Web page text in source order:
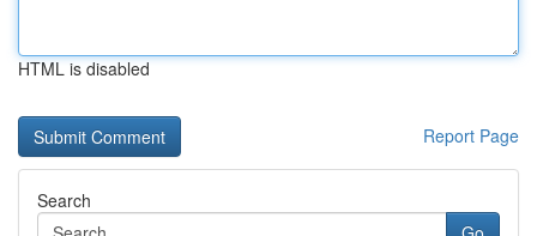
HTML is disabled
Report Page
Search